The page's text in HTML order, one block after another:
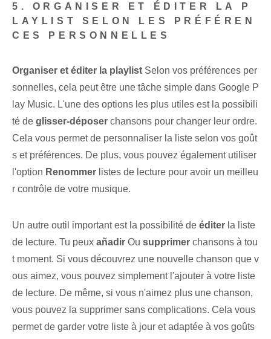
5. ORGANISER ET ÉDITER LA P
LAYLIST SELON LES PRÉFÉREN
CES PERSONNELLES
Organiser et‌ éditer⁢ la playlist Selon vos préférences per
sonnelles, cela peut être une tâche simple dans Google P
lay Music. L'une des options les plus utiles est la possibili
té de glisser-déposer chansons pour⁢ changer leur ordre.
Cela vous permet de personnaliser la liste selon vos goût
s et préférences. ⁣De plus, vous pouvez également utiliser
l'option Renommer ‌listes de lecture pour avoir⁢ un meilleu
r contrôle de votre musique.
Un autre outil important est la possibilité de éditer la liste
de lecture. Tu peux añadir Ou supprimer ‌chansons à tou
t moment.⁢ Si‌ vous découvrez une nouvelle chanson que v
ous aimez, vous⁣ pouvez simplement l'ajouter à votre liste
de lecture. ⁤De même, si vous n'aimez plus une chanson,
vous pouvez la supprimer sans complications. Cela⁢ vous
permet de garder votre liste à jour et adaptée à vos goûts